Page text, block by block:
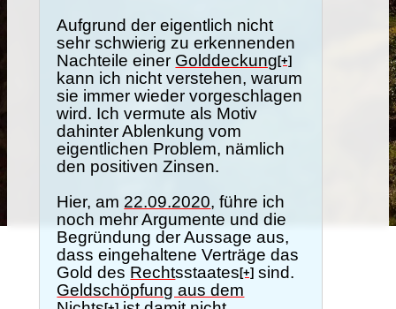
Aufgrund der eigentlich nicht
sehr schwierig zu erkennenden
Nachteile einer Golddeckung[+]
kann ich nicht verstehen, warum
sie immer wieder vorgeschlagen
wird. Ich vermute als Motiv
dahinter Ablenkung vom
eigentlichen Problem, nämlich
den positiven Zinsen.
Hier, am 22.09.2020, führe ich
noch mehr Argumente und die
Begründung der Aussage aus,
dass eingehaltene Verträge das
Gold des Rechtsstaates[+] sind.
Geldschöpfung aus dem